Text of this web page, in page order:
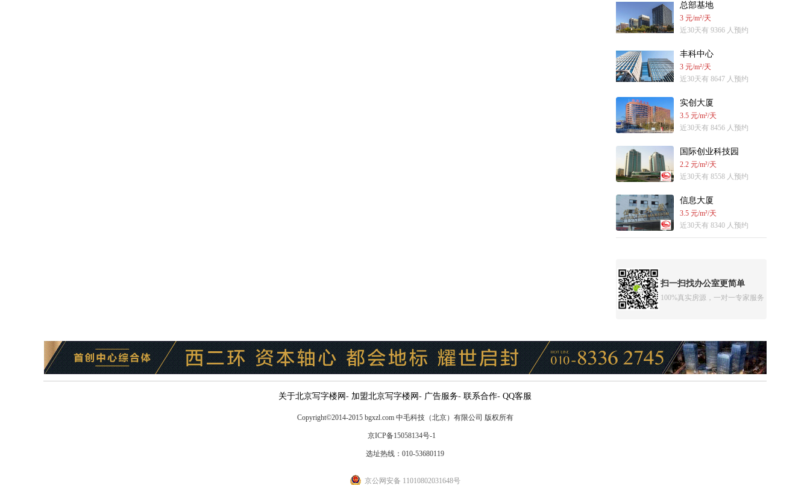
总部基地
3 元/m²/天
近30天有 9366 人预约
丰科中心
3 元/m²/天
近30天有 8647 人预约
实创大厦
3.5 元/m²/天
近30天有 8456 人预约
国际创业科技园
2.2 元/m²/天
近30天有 8558 人预约
信息大厦
3.5 元/m²/天
近30天有 8340 人预约
扫一扫找办公室更简单
100%真实房源，一对一专家服务
关于北京写字楼网 - 加盟北京写字楼网 - 广告服务- 联系合作- QQ客服
Copyright©2014-2015 bgxzl.com 中毛科技（北京）有限公司 版权所有
京ICP备15058134号-1
选址热线：010-53680119
京公网安备 11010802031648号